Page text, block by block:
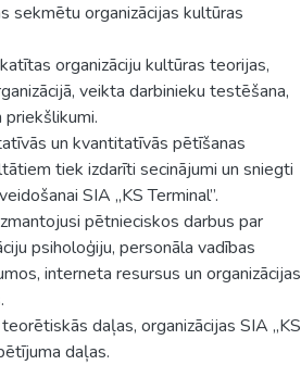
sekmētu organizācijas kultūras
organizāciju kultūras teorijas,
veikta darbinieku testēšana,
priekšlikumi.
un kvantitatīvās pētīšanas
tiek izdarīti secinājumi un sniegti
SIA „KS Terminal”.
pētnieciskos darbus par
psiholoģiju, personāla vadības
interneta resursus un organizācijas
daļas, organizācijas SIA „KS
daļas.